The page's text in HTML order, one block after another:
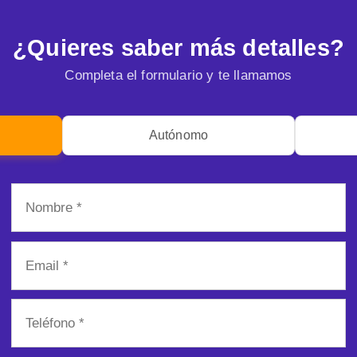
¿Quieres saber más detalles?
Completa el formulario y te llamamos
Autónomo